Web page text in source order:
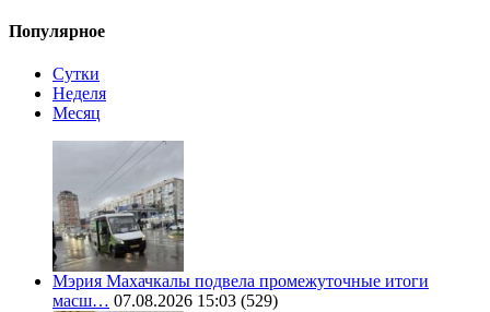
Популярное
Сутки
Неделя
Месяц
Мэрия Махачкалы подвела промежуточные итоги
масш… 07.08.2026 15:03 (529)